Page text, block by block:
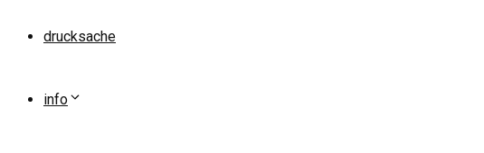
drucksache
info